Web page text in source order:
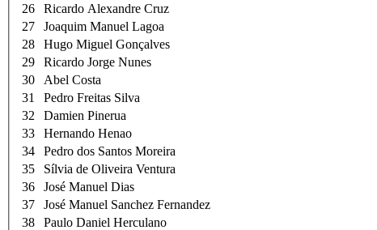
26
Ricardo Alexandre Cruz
27
Joaquim Manuel Lagoa
28
Hugo Miguel Gonçalves
29
Ricardo Jorge Nunes
30
Abel Costa
31
Pedro Freitas Silva
32
Damien Pinerua
33
Hernando Henao
34
Pedro dos Santos Moreira
35
Sílvia de Oliveira Ventura
36
José Manuel Dias
37
José Manuel Sanchez Fernandez
38
Paulo Daniel Herculano